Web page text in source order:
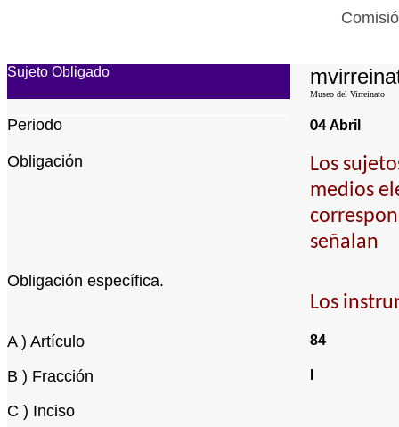
Sujeto Obligado
Museo del Virreinato
Periodo 04 Abril
Obligación
Los
medios
señalan
Obligación específica.
Los
A ) Artículo 84
B ) Fracción
C ) Inciso